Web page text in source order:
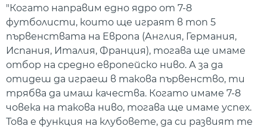
"Когато направим едно ядро от 7-8
футболисти, които ще играят в топ 5
първенствата на Европа (Англия, Германия,
Испания, Италия, Франция), тогава ще имаме
отбор на средно европейско ниво. А за да
отидеш да играеш в такова първенство, ти
трябва да имаш качества. Когато имаме 7-8
човека на такова ниво, тогава ще имаме успех.
Това е функция на клубовете, да си развият те